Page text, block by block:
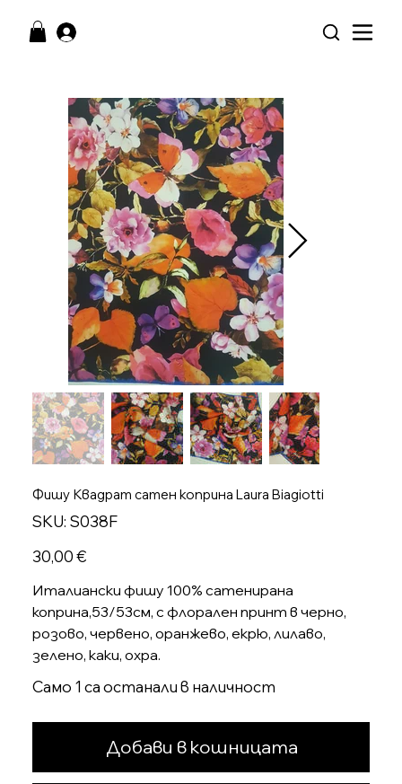
Фишу Квадрат сатен коприна Laura Biagiotti
SKU: SKU
S038F
S038F
Цена
30,00 €
Италиански фишу 100% сатенирана
коприна,53/53см, с флорален принт в черно,
розово, червено, оранжево, екрю, лилаво,
зелено, каки, охра.
Само 1 са останали в наличност
Добави в кошницата